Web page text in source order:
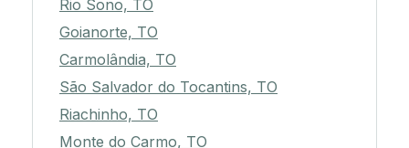
Rio Sono, TO
Goianorte, TO
Carmolândia, TO
São Salvador do Tocantins, TO
Riachinho, TO
Monte do Carmo, TO